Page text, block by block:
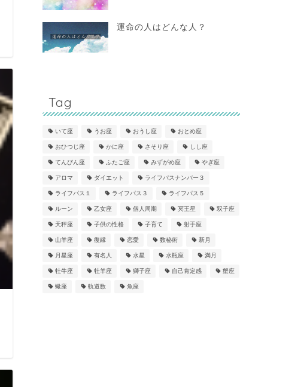
運命の人はどんな人？
Tag
いて座 うお座 おうし座 おとめ座
おひつじ座 かに座 さそり座 しし座
てんびん座 ふたご座 みずがめ座 やぎ座
アロマ ダイエット ライフパスナンバー３
ライフパス１ ライフパス３ ライフパス５
ルーン 乙女座 個人周期 冥王星 双子座
天秤座 子供の性格 子育て 射手座
山羊座 復縁 恋愛 数秘術 新月
月星座 有名人 水星 水瓶座 満月
牡牛座 牡羊座 獅子座 自己肯定感 蟹座
蠍座 軌道数 魚座